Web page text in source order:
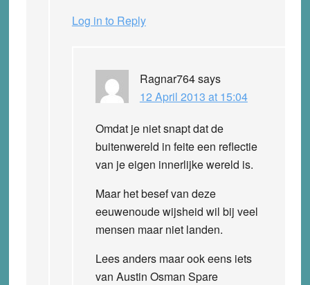
Log in to Reply
Ragnar764says
12 April 2013 at 15:04
Omdat je niet snapt dat de
buitenwereld in feite een reflectie
van je eigen innerlijke wereld is.
Maar het besef van deze
eeuwenoude wijsheid wil bij veel
mensen maar niet landen.
Lees anders maar ook eens iets
van Austin Osman Spare